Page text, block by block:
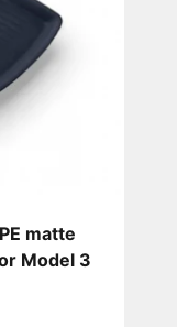
matte
Model 3